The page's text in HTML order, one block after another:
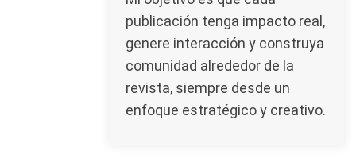
publicación tenga impacto real,
genere interacción y construya
comunidad alrededor de la
revista, siempre desde un
enfoque estratégico y creativo.